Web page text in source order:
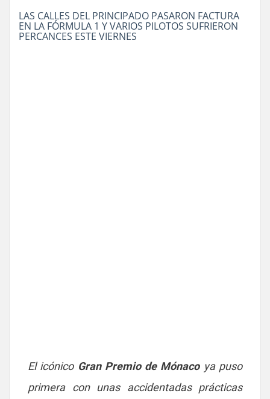
LAS CALLES DEL PRINCIPADO PASARON FACTURA
EN LA FÓRMULA 1 Y VARIOS PILOTOS SUFRIERON
PERCANCES ESTE VIERNES
El icónico Gran Premio de Mónaco ya puso
primera con unas accidentadas prácticas